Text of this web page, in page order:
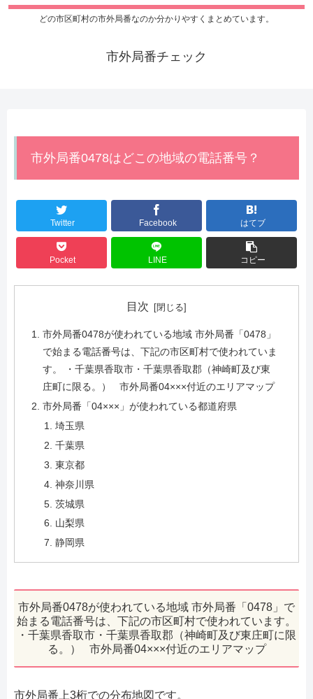
どの市区町村の市外局番なのか分かりやすくまとめています。
市外局番チェック
市外局番0478はどこの地域の電話番号？
Twitter Facebook はてブ
Pocket LINE コピー
目次
市外局番0478が使われている地域 市外局番「0478」
で始まる電話番号は、下記の市区町村で使われていま
す。 ・千葉県香取市・千葉県香取郡（神崎町及び東
庄町に限る。） 市外局番04×××付近のエリアマップ
市外局番「04×××」が使われている都道府県
埼玉県
千葉県
東京都
神奈川県
茨城県
山梨県
静岡県
市外局番0478が使われている地域 市外局番「0478」で
始まる電話番号は、下記の市区町村で使われています。
・千葉県香取市・千葉県香取郡（神崎町及び東庄町に限
る。） 市外局番04×××付近のエリアマップ
市外局番上3桁での分布地図です。